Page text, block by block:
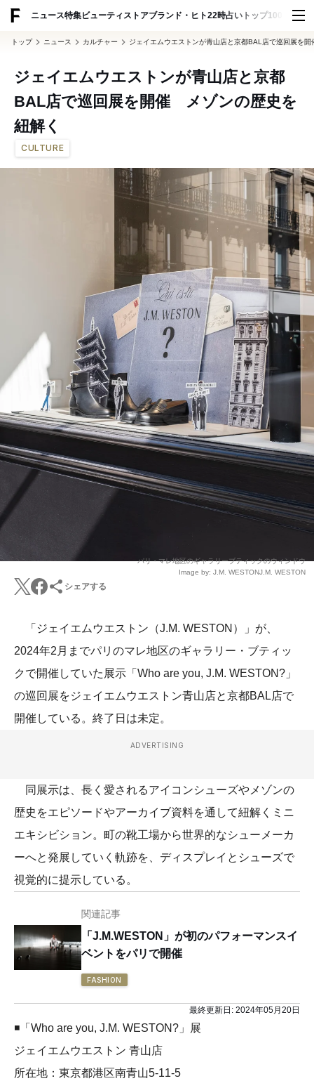
ニュース特集ビューティ ストアブランド・ヒト22時占い トップ100 スナッ
トップ ニュース カルチャー ジェイエムウエストンが青山店と京都BAL店で巡回展を
ジェイエムウエストンが青山店と京都
BAL店で巡回展を開催 メゾンの歴史を
紐解く
CULTURE
パリ・マレ地区のギャラリーブティックのウィンドウ
Image by: J.M. WESTONJ.M. WESTON
シェアする
「ジェイエムウエストン（J.M. WESTON）」が、
2024年2月までパリのマレ地区のギャラリー・ブティッ
クで開催していた展示「Who are you, J.M. WESTON?」
の巡回展をジェイエムウエストン青山店と京都BAL店で
開催している。終了日は未定。
ADVERTISING
同展示は、長く愛されるアイコンシューズやメゾンの
歴史をエピソードやアーカイブ資料を通して紐解くミニ
エキシビション。町の靴工場から世界的なシューメーカ
ーへと発展していく軌跡を、ディスプレイとシューズで
視覚的に提示している。
関連記事
「J.M.WESTON」が初のパフォーマンスイ
ベントをパリで開催
FASHION
最終更新日: 2024年05月20日
◾️「Who are you, J.M. WESTON?」展
ジェイエムウエストン 青山店
所在地：東京都港区南青山5-11-5